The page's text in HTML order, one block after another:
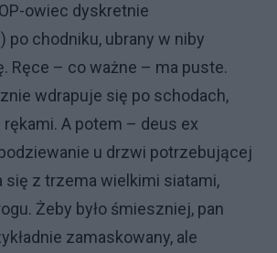
owiec dyskretnie
po chodniku, ubrany w niby
Ręce – co ważne – ma puste.
wdrapuje się po schodach,
A potem – deus ex
u drzwi potrzebującej
się z trzema wielkimi siatami,
Żeby było śmieszniej, pan
zamaskowany, ale